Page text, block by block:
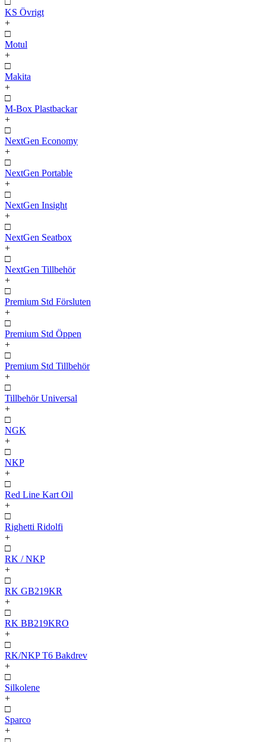
KS Övrigt
+
□
Motul
+
□
Makita
+
□
M-Box Plastbackar
+
□
NextGen Economy
+
□
NextGen Portable
+
□
NextGen Insight
+
□
NextGen Seatbox
+
□
NextGen Tillbehör
+
□
Premium Std Försluten
+
□
Premium Std Öppen
+
□
Premium Std Tillbehör
+
□
Tillbehör Universal
+
□
NGK
+
□
NKP
+
□
Red Line Kart Oil
+
□
Righetti Ridolfi
+
□
RK / NKP
+
□
RK GB219KR
+
□
RK BB219KRO
+
□
RK/NKP T6 Bakdrev
+
□
Silkolene
+
□
Sparco
+